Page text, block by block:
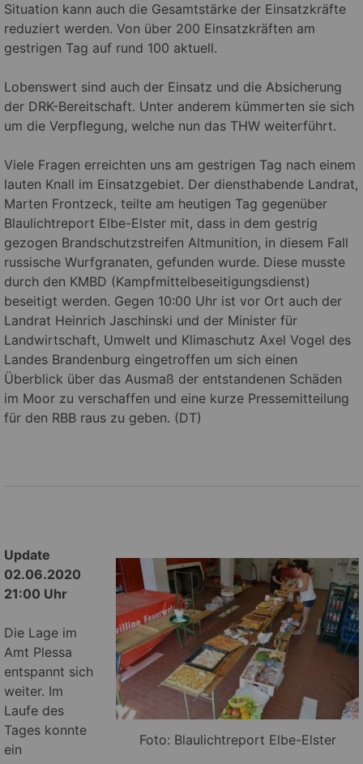
Situation kann auch die Gesamtstärke der Einsatzkräfte
reduziert werden. Von über 200 Einsatzkräften am
gestrigen Tag auf rund 100 aktuell.
Lobenswert sind auch der Einsatz und die Absicherung
der DRK-Bereitschaft. Unter anderem kümmerten sie sich
um die Verpflegung, welche nun das THW weiterführt.
Viele Fragen erreichten uns am gestrigen Tag nach einem
lauten Knall im Einsatzgebiet. Der diensthabende Landrat,
Marten Frontzeck, teilte am heutigen Tag gegenüber
Blaulichtreport Elbe-Elster mit, dass in dem gestrig
gezogen Brandschutzstreifen Altmunition, in diesem Fall
russische Wurfgranaten, gefunden wurde. Diese musste
durch den KMBD (Kampfmittelbeseitigungsdienst)
beseitigt werden. Gegen 10:00 Uhr ist vor Ort auch der
Landrat Heinrich Jaschinski und der Minister für
Landwirtschaft, Umwelt und Klimaschutz Axel Vogel des
Landes Brandenburg eingetroffen um sich einen
Überblick über das Ausmaß der entstandenen Schäden
im Moor zu verschaffen und eine kurze Pressemitteilung
für den RBB raus zu geben. (DT)
Foto: Blaulichtreport Elbe-Elster
Update
02.06.2020
21:00 Uhr
Die Lage im
Amt Plessa
entspannt sich
weiter. Im
Laufe des
Tages konnte
ein